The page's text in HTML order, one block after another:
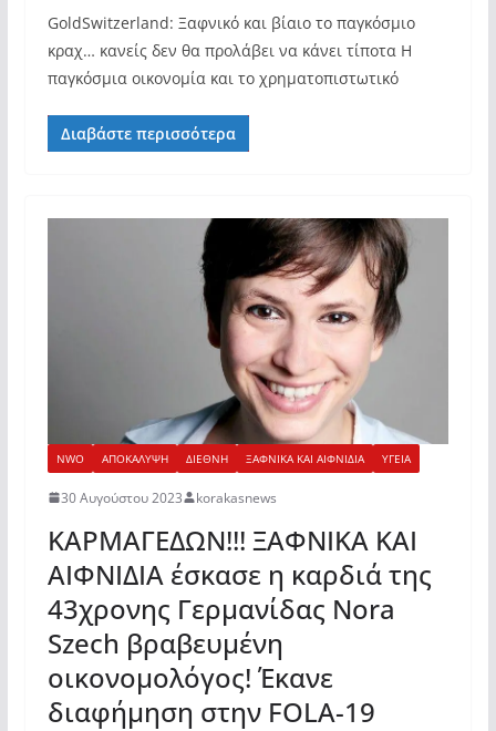
GoldSwitzerland: Ξαφνικό και βίαιο το παγκόσμιο
κραχ… κανείς δεν θα προλάβει να κάνει τίποτα Η
παγκόσμια οικονομία και το χρηματοπιστωτικό
Διαβάστε περισσότερα
NWO ΑΠΟΚΑΛΥΨΗ ΔΙΕΘΝΗ ΞΑΦΝΙΚΑ ΚΑΙ ΑΙΦΝΙΔΙΑ ΥΓΕΙΑ
30 Αυγούστου 2023 korakasnews
ΚΑΡΜΑΓΕΔΩΝ!!! ΞΑΦΝΙΚΑ ΚΑΙ
ΑΙΦΝΙΔΙΑ έσκασε η καρδιά της
43χρονης Γερμανίδας Nora
Szech βραβευμένη
οικονομολόγος! Έκανε
διαφήμηση στην FOLA-19